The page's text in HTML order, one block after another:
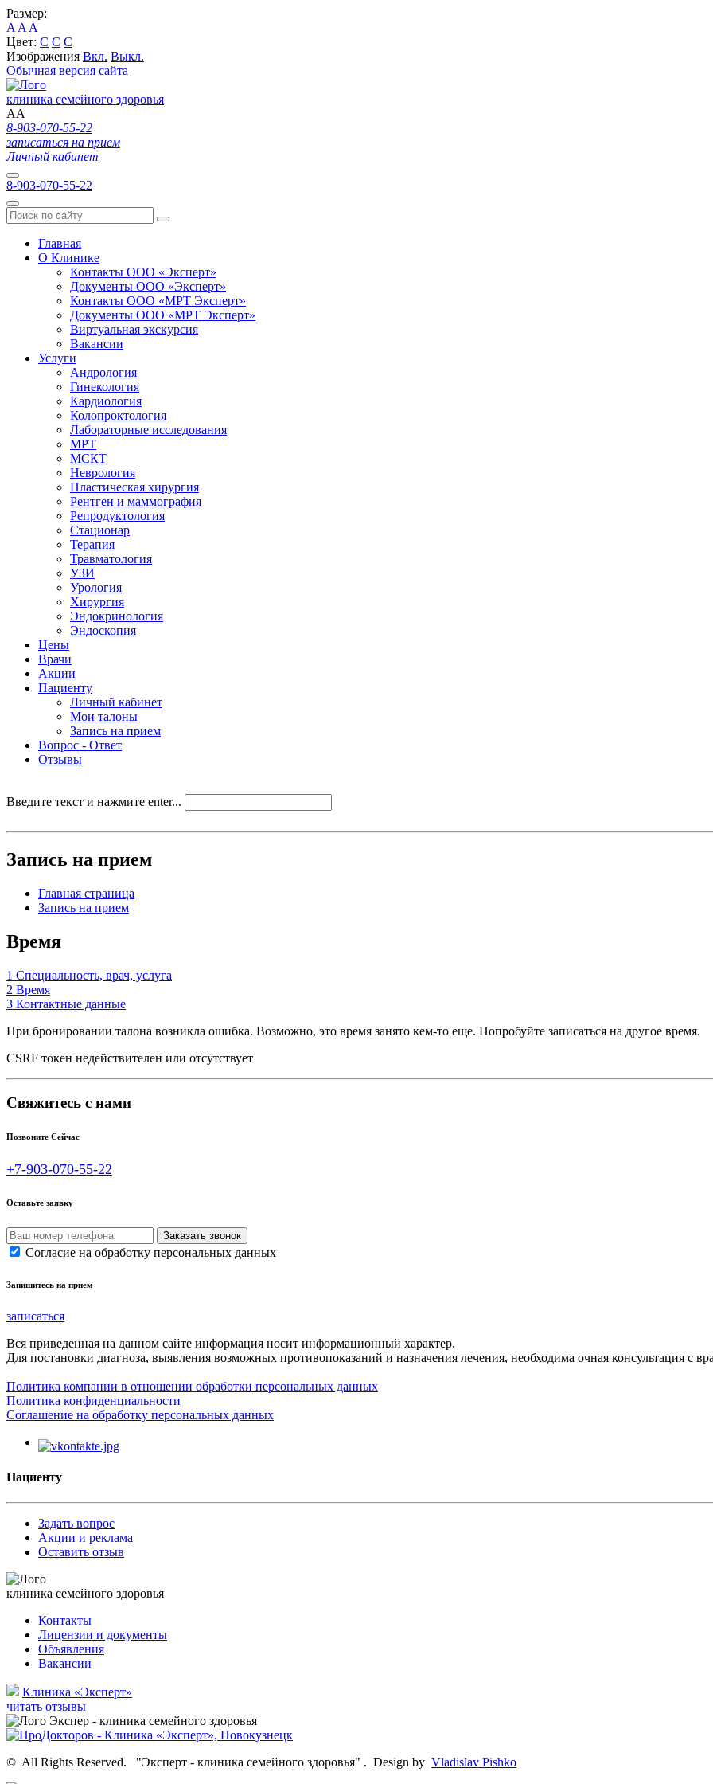
Размер:
A A A
Цвет: C C C
Изображения Вкл. Выкл.
Обычная версия сайта
клиника семейного здоровья
AA
8-903-070-55-22
записаться на прием
Личный кабинет
8-903-070-55-22
Главная
О Клинике
Контакты ООО «Эксперт»
Документы ООО «Эксперт»
Контакты ООО «МРТ Эксперт»
Документы ООО «МРТ Эксперт»
Виртуальная экскурсия
Вакансии
Услуги
Андрология
Гинекология
Кардиология
Колопроктология
Лабораторные исследования
МРТ
МСКТ
Неврология
Пластическая хирургия
Рентген и маммография
Репродуктология
Стационар
Терапия
Травматология
УЗИ
Урология
Хирургия
Эндокринология
Эндоскопия
Цены
Врачи
Акции
Пациенту
Личный кабинет
Мои талоны
Запись на прием
Вопрос - Ответ
Отзывы
Введите текст и нажмите enter...
Запись на прием
Главная страница
Запись на прием
Время
1 Специальность, врач, услуга
2 Время
3 Контактные данные
При бронировании талона возникла ошибка. Возможно, это время занято кем-то еще. Попробуйте записаться на другое время.
CSRF токен недействителен или отсутствует
Свяжитесь с нами
Позвоните Сейчас
+7-903-070-55-22
Оставьте заявку
Согласие на обработку персональных данных
Запишитесь на прием
записаться
Вся приведенная на данном сайте информация носит информационный характер.
Для постановки диагноза, выявления возможных противопоказаний и назначения лечения, необходима очная консультация с
Политика компании в отношении обработки персональных данных
Политика конфиденциальности
Соглашение на обработку персональных данных
Пациенту
Задать вопрос
Акции и реклама
Оставить отзыв
клиника семейного здоровья
Контакты
Лицензии и документы
Объявления
Вакансии
Клиника «Эксперт»
читать отзывы
© All Rights Reserved. "Эксперт - клиника семейного здоровья" . Design by Vladislav Pishko